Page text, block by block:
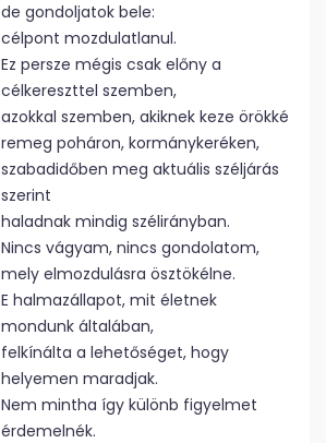
de gondoljatok bele:
célpont mozdulatlanul.
Ez persze mégis csak előny a
célkereszttel szemben,
azokkal szemben, akiknek keze örökké
remeg poháron, kormánykeréken,
szabadidőben meg aktuális széljárás
szerint
haladnak mindig szélirányban.
Nincs vágyam, nincs gondolatom,
mely elmozdulásra ösztökélne.
E halmazállapot, mit életnek
mondunk általában,
felkínálta a lehetőséget, hogy
helyemen maradjak.
Nem mintha így különb figyelmet
érdemelnék.